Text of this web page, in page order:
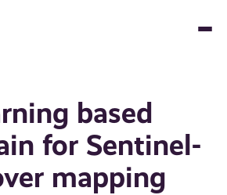
based
for Sentinel-
mapping